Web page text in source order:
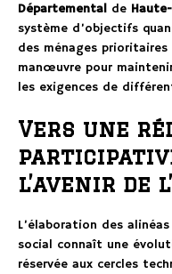
Départemental de
système d’objectifs
des ménages
manœuvre pour
les exigences de
Vers une
l’avenir de
L’élaboration des
social connaît une
réservée aux cercles